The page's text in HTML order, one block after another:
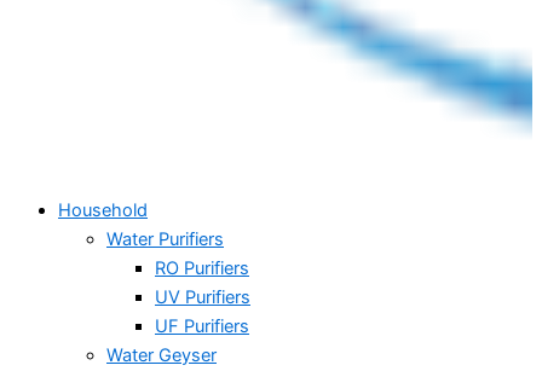
Household
Water Purifiers
RO Purifiers
UV Purifiers
UF Purifiers
Water Geyser